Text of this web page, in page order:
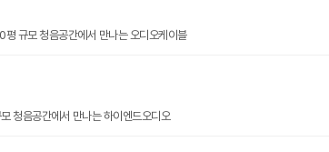
규모 청음공간에서 만나는 오디오케이블
청음공간에서 만나는 하이엔드오디오